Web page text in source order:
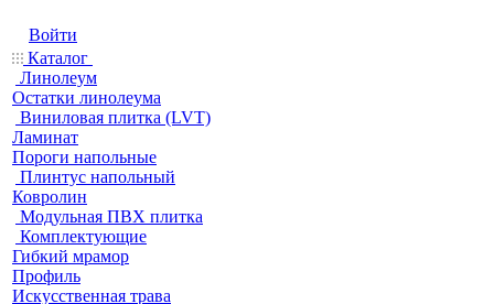
Войти
Каталог
Линолеум
Остатки линолеума
Виниловая плитка (LVT)
Ламинат
Пороги напольные
Плинтус напольный
Ковролин
Модульная ПВХ плитка
Комплектующие
Гибкий мрамор
Профиль
Искусственная трава